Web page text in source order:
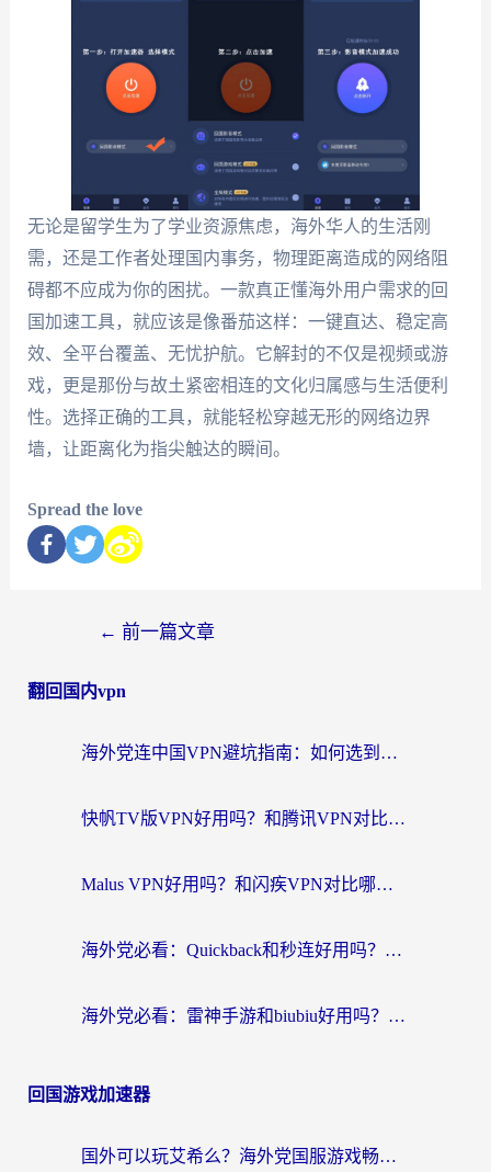
无论是留学生为了学业资源焦虑，海外华人的生活刚
需，还是工作者处理国内事务，物理距离造成的网络阻
碍都不应成为你的困扰。一款真正懂海外用户需求的回
国加速工具，就应该是像番茄这样：一键直达、稳定高
效、全平台覆盖、无忧护航。它解封的不仅是视频或游
戏，更是那份与故土紧密相连的文化归属感与生活便利
性。选择正确的工具，就能轻松穿越无形的网络边界
墙，让距离化为指尖触达的瞬间。
Spread the love
← 前一篇文章
翻回国内vpn
海外党连中国VPN避坑指南：如何选到真正能无缝刷国内资源的加速器？
快帆TV版VPN好用吗？和腾讯VPN对比哪个回国效果更好？海外党必看的真实体验指南
Malus VPN好用吗？和闪疾VPN对比哪个回国效果更好？海外华人的实用避坑指南
海外党必看：Quickback和秒连好用吗？3步选对回国加速器，无缝刷国内资源
海外党必看：雷神手游和biubiu好用吗？3招选对回国加速器无缝刷国内资源
回国游戏加速器
国外可以玩艾希么？海外党国服游戏畅玩终极指南（附加速器选择秘籍）